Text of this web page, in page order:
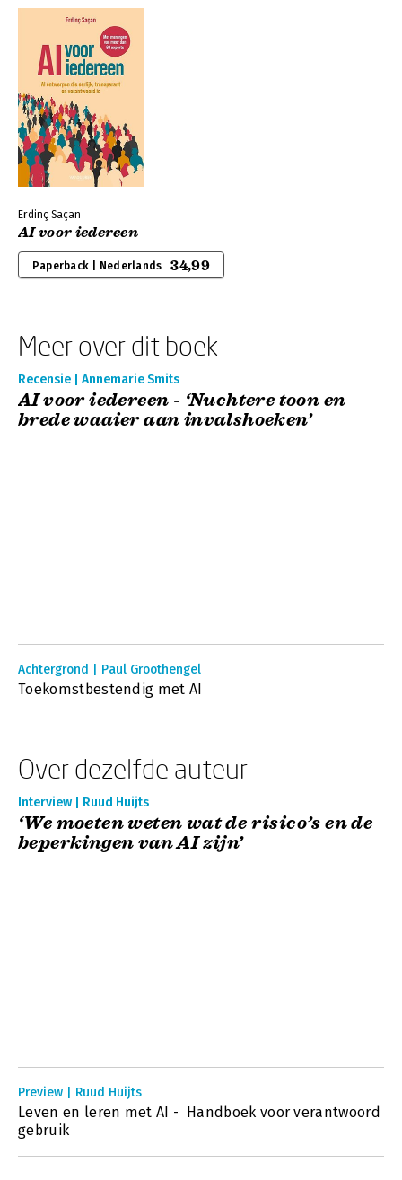
Erdinç Saçan
AI voor iedereen
Paperback | Nederlands 34,99
Meer over dit boek
Recensie | Annemarie Smits
AI voor iedereen - ‘Nuchtere toon en
brede waaier aan invalshoeken’
Achtergrond | Paul Groothengel
Toekomstbestendig met AI
Over dezelfde auteur
Interview | Ruud Huijts
‘We moeten weten wat de risico’s en de
beperkingen van AI zijn’
Preview | Ruud Huijts
Leven en leren met AI - Handboek voor verantwoord
gebruik